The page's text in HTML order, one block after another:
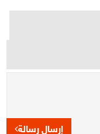
إرسال رسالة